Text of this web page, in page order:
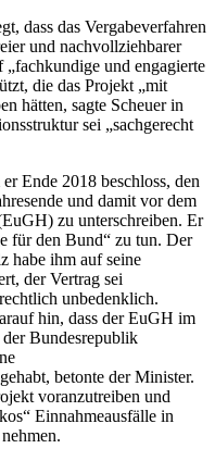
dass das Vergabeverfahren
und nachvollziehbarer
„fachkundige und engagierte
die das Projekt „mit
hätten, sagte Scheuer in
sei „sachgerecht
Ende 2018 beschloss, den
und damit vor dem
zu unterschreiben. Er
für den Bund“ zu tun. Der
habe ihm auf seine
der Vertrag sei
unbedenklich.
hin, dass der EuGH im
Bundesrepublik
betonte der Minister.
voranzutreiben und
Einnahmeausfälle in